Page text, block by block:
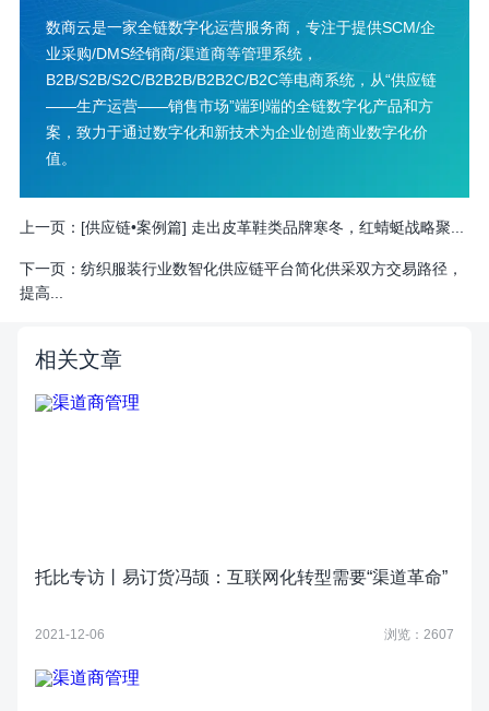
数商云是一家全链数字化运营服务商，专注于提供SCM/企
业采购/DMS经销商/渠道商等管理系统，
B2B/S2B/S2C/B2B2B/B2B2C/B2C等电商系统，从“供应链
——生产运营——销售市场”端到端的全链数字化产品和方
案，致力于通过数字化和新技术为企业创造商业数字化价
值。
上一页： [供应链•案例篇] 走出皮革鞋类品牌寒冬，红蜻蜓战略聚...
下一页： 纺织服装行业数智化供应链平台简化供采双方交易路径，
提高...
相关文章
托比专访丨易订货冯颉：互联网化转型需要“渠道革命”
2021-12-06 浏览：2607